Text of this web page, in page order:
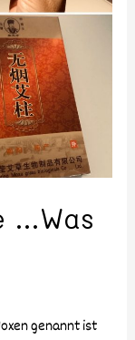
…Was
genannt ist